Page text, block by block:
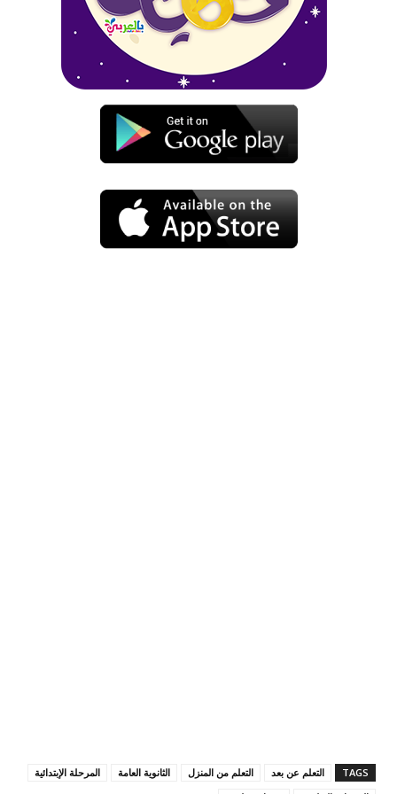
TAGS التعلم عن بعد التعلم من المنزل الثانوية العامة
المرحلة الإبتدائية